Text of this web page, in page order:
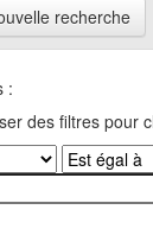
recherche
:
des filtres pour